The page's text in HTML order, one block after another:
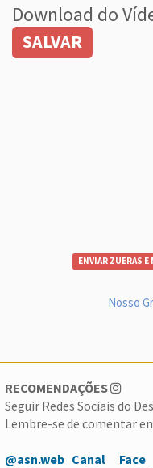
Download do
SALVAR
ENVIAR ZUERAS E
Nosso
RECOMENDAÇÕES
Seguir Redes Sociais do
Lembre-se de comentar
@asn.web Canal Face